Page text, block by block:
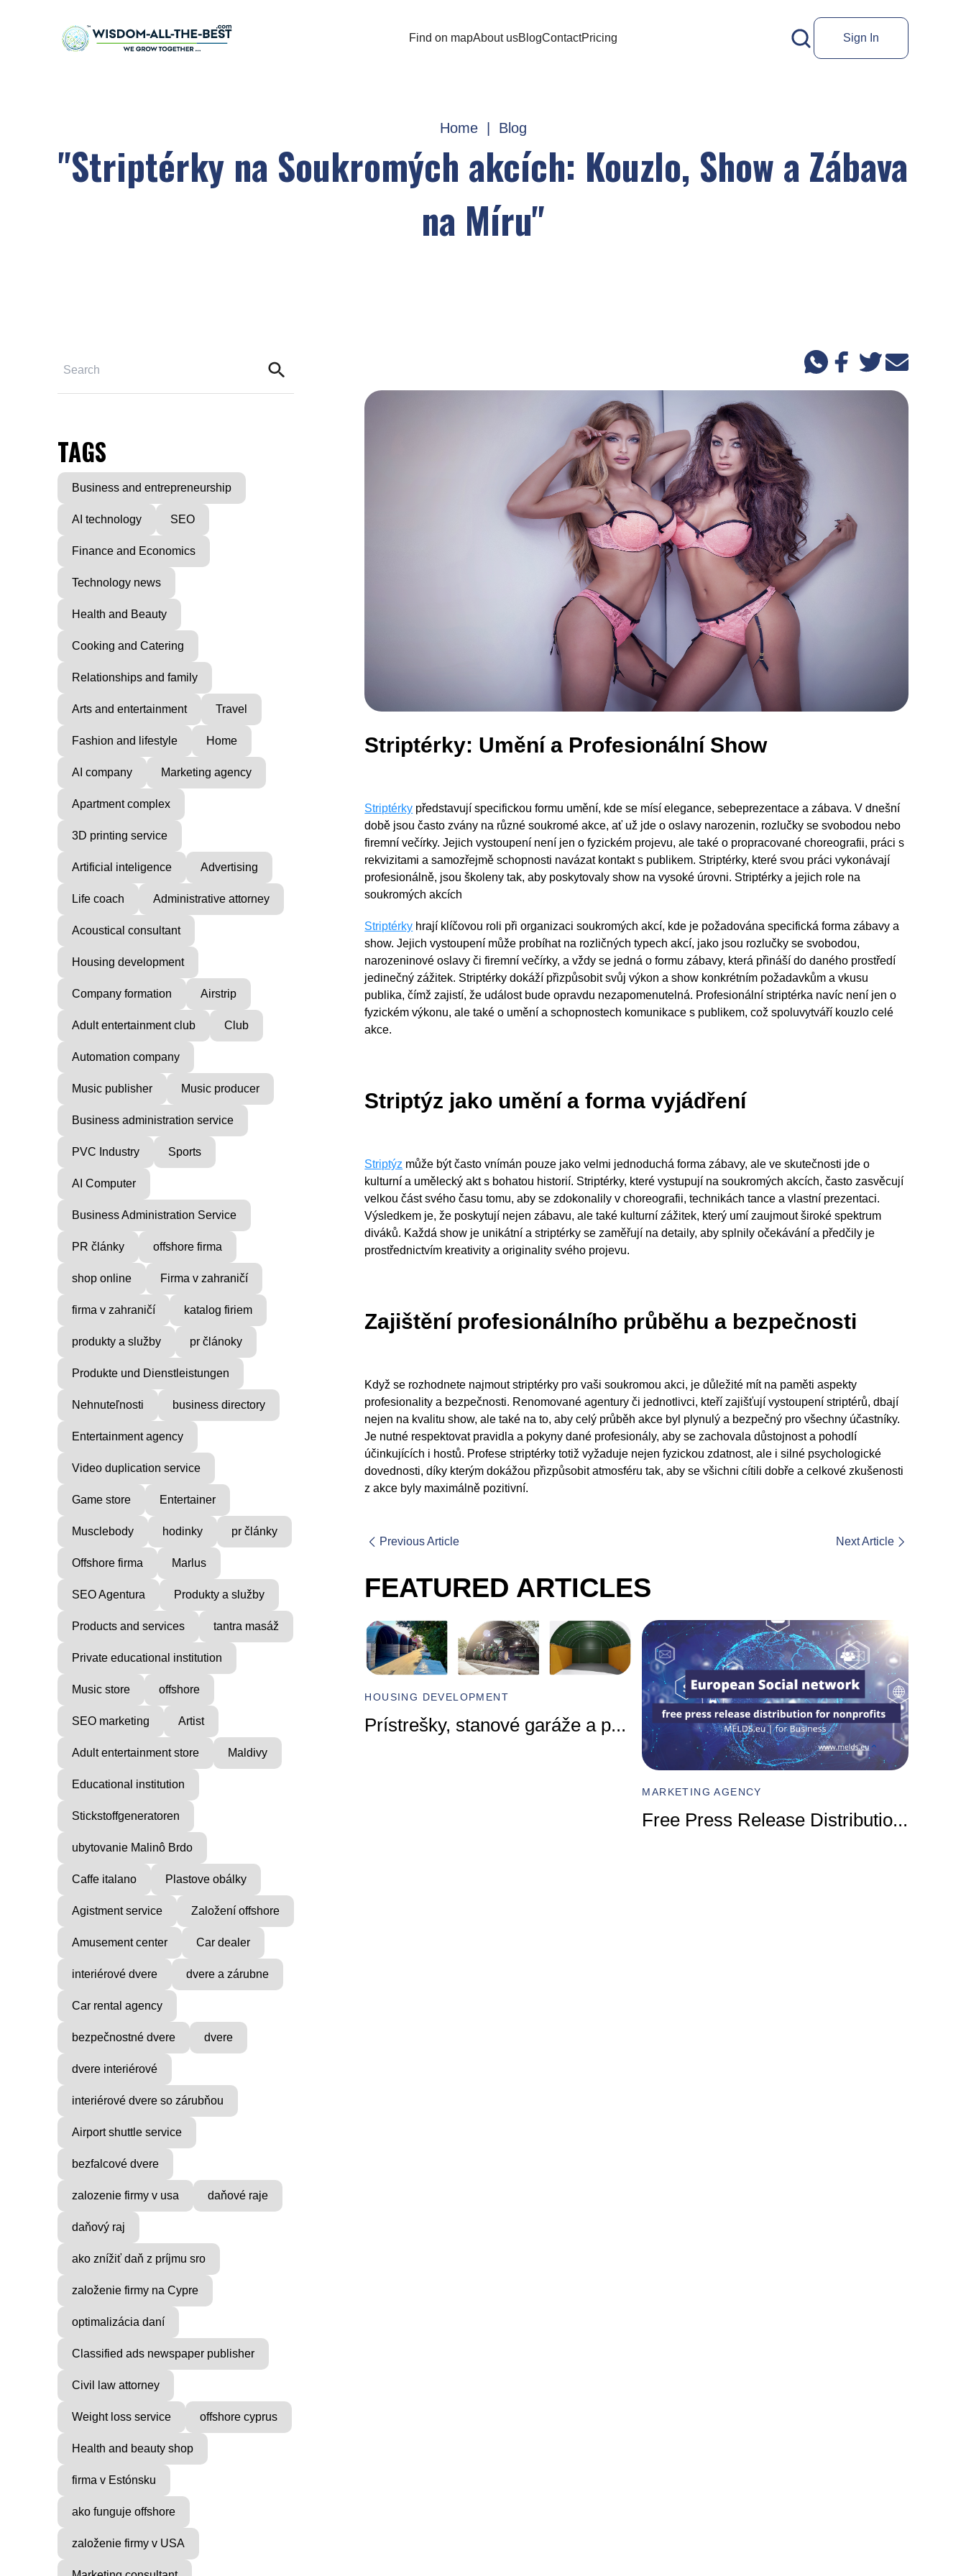
Find on mapAbout usBlogContactPricing Sign In
Home| Blog
"Striptérky na Soukromých akcích: Kouzlo, Show a Zábava
na Míru"
TAGS
Business and entrepreneurship
AI technology SEO
Finance and Economics
Technology news
Health and Beauty
Cooking and Catering
Relationships and family
Arts and entertainment Travel
Fashion and lifestyle Home
AI company Marketing agency
Apartment complex
3D printing service
Artificial inteligence Advertising
Life coach Administrative attorney
Acoustical consultant
Housing development
Company formation Airstrip
Adult entertainment club Club
Automation company
Music publisher Music producer
Business administration service
PVC Industry Sports
AI Computer
Business Administration Service
PR články offshore firma
shop online Firma v zahraničí
firma v zahraničí katalog firiem
produkty a služby pr článoky
Produkte und Dienstleistungen
Nehnuteľnosti business directory
Entertainment agency
Video duplication service
Game store Entertainer
Musclebody hodinky pr články
Offshore firma Marlus
SEO Agentura Produkty a služby
Products and services tantra masáž
Private educational institution
Music store offshore
SEO marketing Artist
Adult entertainment store Maldivy
Educational institution
Stickstoffgeneratoren
ubytovanie Malinô Brdo
Caffe italano Plastove obálky
Agistment service Založení offshore
Amusement center Car dealer
interiérové dvere dvere a zárubne
Car rental agency
bezpečnostné dvere dvere
dvere interiérové
interiérové dvere so zárubňou
Airport shuttle service
bezfalcové dvere
zalozenie firmy v usa daňové raje
daňový raj
ako znížiť daň z príjmu sro
založenie firmy na Cypre
optimalizácia daní
Classified ads newspaper publisher
Civil law attorney
Weight loss service offshore cyprus
Health and beauty shop
firma v Estónsku
ako funguje offshore
založenie firmy v USA
Striptérky: Umění a Profesionální Show
Striptérky představují specifickou formu umění, kde se mísí elegance, sebeprezentace a zábava. V dnešní
době jsou často zvány na různé soukromé akce, ať už jde o oslavy narozenin, rozlučky se svobodou nebo
firemní večírky. Jejich vystoupení není jen o fyzickém projevu, ale také o propracované choreografii, práci s
rekvizitami a samozřejmě schopnosti navázat kontakt s publikem. Striptérky, které svou práci vykonávají
profesionálně, jsou školeny tak, aby poskytovaly show na vysoké úrovni. Striptérky a jejich role na
soukromých akcích
Striptérky hrají klíčovou roli při organizaci soukromých akcí, kde je požadována specifická forma zábavy a
show. Jejich vystoupení může probíhat na rozličných typech akcí, jako jsou rozlučky se svobodou,
narozeninové oslavy či firemní večírky, a vždy se jedná o formu zábavy, která přináší do daného prostředí
jedinečný zážitek. Striptérky dokáží přizpůsobit svůj výkon a show konkrétním požadavkům a vkusu
publika, čímž zajistí, že událost bude opravdu nezapomenutelná. Profesionální striptérka navíc není jen o
fyzickém výkonu, ale také o umění a schopnostech komunikace s publikem, což spoluvytváří kouzlo celé
akce.
Striptýz jako umění a forma vyjádření
Striptýz může být často vnímán pouze jako velmi jednoduchá forma zábavy, ale ve skutečnosti jde o
kulturní a umělecký akt s bohatou historií. Striptérky, které vystupují na soukromých akcích, často zasvěcují
velkou část svého času tomu, aby se zdokonalily v choreografii, technikách tance a vlastní prezentaci.
Výsledkem je, že poskytují nejen zábavu, ale také kulturní zážitek, který umí zaujmout široké spektrum
diváků. Každá show je unikátní a striptérky se zaměřují na detaily, aby splnily očekávání a předčily je
prostřednictvím kreativity a originality svého projevu.
Zajištění profesionálního průběhu a bezpečnosti
Když se rozhodnete najmout striptérky pro vaši soukromou akci, je důležité mít na paměti aspekty
profesionality a bezpečnosti. Renomované agentury či jednotlivci, kteří zajišťují vystoupení striptérů, dbají
nejen na kvalitu show, ale také na to, aby celý průběh akce byl plynulý a bezpečný pro všechny účastníky.
Je nutné respektovat pravidla a pokyny dané profesionály, aby se zachovala důstojnost a pohodlí
účinkujících i hostů. Profese striptérky totiž vyžaduje nejen fyzickou zdatnost, ale i silné psychologické
dovednosti, díky kterým dokážou přizpůsobit atmosféru tak, aby se všichni cítili dobře a celkové zkušenosti
z akce byly maximálně pozitivní.
Previous Article Next Article
FEATURED ARTICLES
MUSIC PRODUCER
Find Inner Peace with Raul
Cie
...
HOUSING DEVELOPMENT
Prístrešky, stanové garáže a p...
MARKETING AGENCY
Free Press Release Distributio...